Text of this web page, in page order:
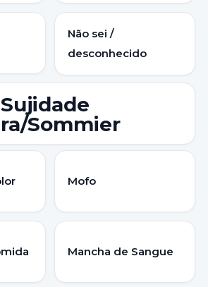
Não sei /
desconhecido
Sommier
Mofo
Mancha de Sangue